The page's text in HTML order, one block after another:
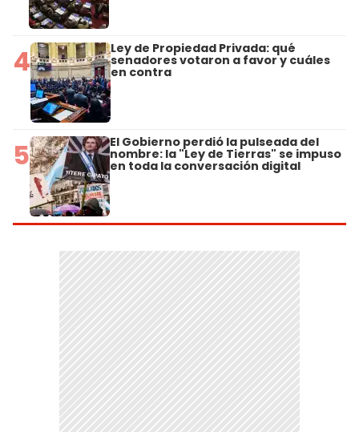
4 Ley de Propiedad Privada: qué
senadores votaron a favor y cuáles
en contra
5 El Gobierno perdió la pulseada del
nombre: la "Ley de Tierras" se impuso
en toda la conversación digital